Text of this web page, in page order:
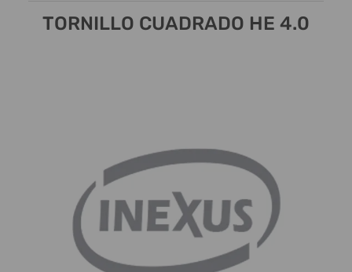
TORNILLO CUADRADO HE 4.0